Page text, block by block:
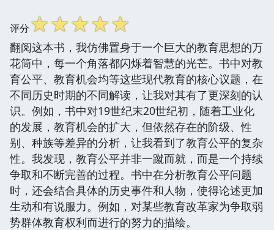
评分☆☆☆☆☆
翻阅这本书，我仿佛置身于一个巨大的教育思想的万
花筒中，每一个角落都闪烁着智慧的光芒。书中对教
育公平、教育机会均等这些现代教育的核心议题，在
不同历史时期的不同解读，让我对其有了更深刻的认
识。例如，书中对19世纪末20世纪初，随着工业化
的发展，教育机会的扩大，但依然存在的阶级、性
别、种族等差异的分析，让我看到了教育公平的复杂
性。我发现，教育公平并非一蹴而就，而是一个持续
争取和不断完善的过程。书中在分析教育公平问题
时，还会结合具体的历史事件和人物，使得论述更加
生动和有说服力。例如，对某些教育改革家为争取弱
势群体教育权利而进行的努力的描绘。